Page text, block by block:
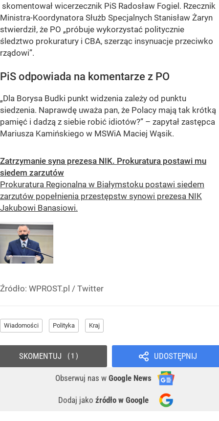
skomentował wicerzecznik PiS Radosław Fogiel. Rzecznik
Ministra-Koordynatora Służb Specjalnych Stanisław Żaryn
stwierdził, że PO „próbuje wykorzystać politycznie
śledztwo prokuratury i CBA, szerząc insynuacje przeciwko
rządowi”.
PiS odpowiada na komentarze z PO
„Dla Borysa Budki punkt widzenia zależy od punktu
siedzenia. Naprawdę uważa pan, że Polacy mają tak krótką
pamięć i dadzą z siebie robić idiotów?” – zapytał zastępca
Mariusza Kamińskiego w MSWiA Maciej Wąsik.
Zatrzymanie syna prezesa NIK. Prokuratura postawi mu
siedem zarzutów
Prokuratura Regionalna w Białymstoku postawi siedem
zarzutów popełnienia przestępstw synowi prezesa NIK
Jakubowi Banasiowi.
Źródło: WPROST.pl / Twitter
Wiadomości Polityka Kraj
UDOSTĘPNIJ
Obserwuj nas w Google News
Dodaj jako źródło w Google
SKOMENTUJ 1